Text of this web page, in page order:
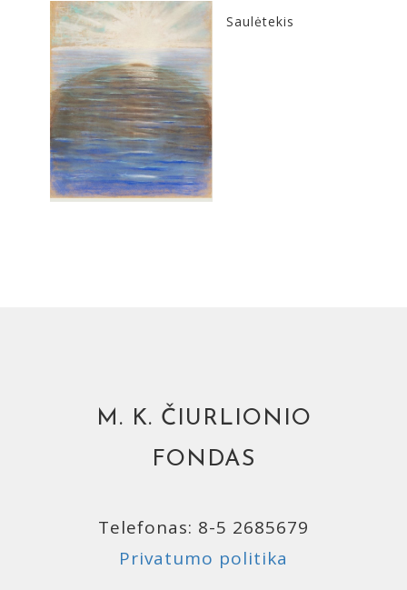
Saulėtekis
M. K. ČIURLIONIO
FONDAS
Telefonas: 8-5 2685679
Privatumo politika